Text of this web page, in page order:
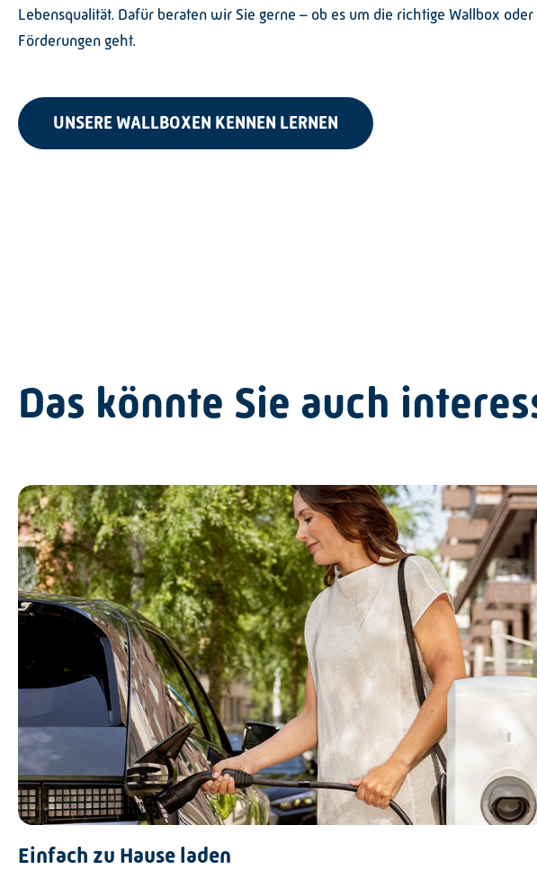
Lebensqualität. Dafür beraten wir Sie gerne – ob es um die richtige Wallbox oder
Förderungen geht.
UNSERE WALLBOXEN KENNEN LERNEN
Das könnte Sie auch
Einfach zu Hause laden